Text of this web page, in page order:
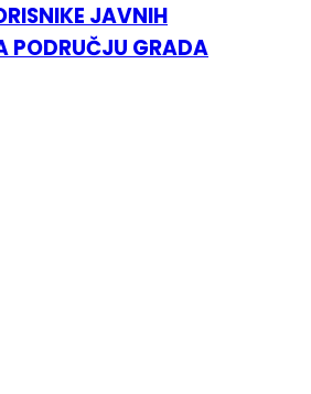
JAVNIH
PODRUČJU GRADA